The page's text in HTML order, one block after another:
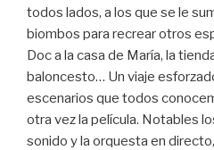
todos lados, a los que se le
biombos para recrear otros
Doc a la casa de María, la
baloncesto… Un viaje
escenarios que todos
otra vez la película. Notables
sonido y la orquesta en